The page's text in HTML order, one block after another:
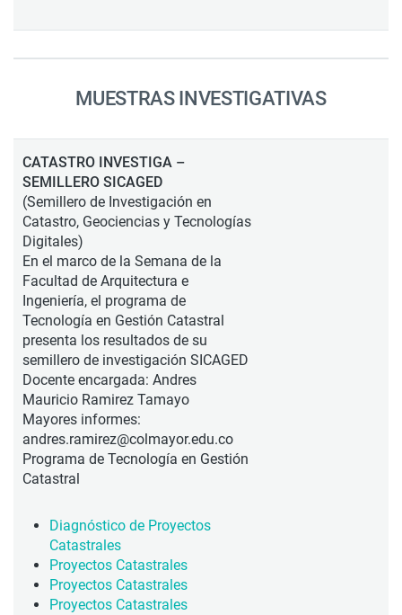
MUESTRAS INVESTIGATIVAS
CATASTRO INVESTIGA –
SEMILLERO SICAGED
(Semillero de Investigación en
Catastro, Geociencias y Tecnologías
Digitales)
En el marco de la Semana de la
Facultad de Arquitectura e
Ingeniería, el programa de
Tecnología en Gestión Catastral
presenta los resultados de su
semillero de investigación SICAGED
Docente encargada: Andres
Mauricio Ramirez Tamayo
Mayores informes:
andres.ramirez@colmayor.edu.co
Programa de Tecnología en Gestión
Catastral
Diagnóstico de Proyectos
Catastrales
Proyectos Catastrales
Proyectos Catastrales
Proyectos Catastrales